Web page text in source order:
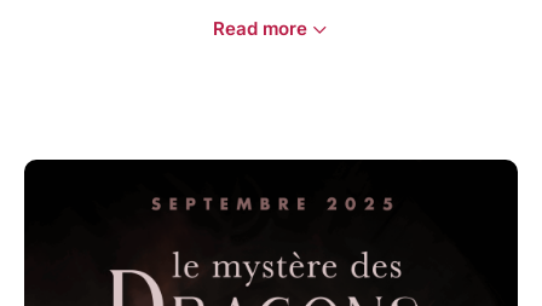
Si vous avez choisi l'expérience DRAGON
FANTASTIQUE :
- Jeu non chronométré
- + d’enigmes par rapport au MAGIQUE
Read more